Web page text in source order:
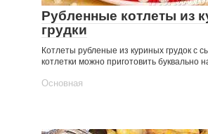
Рубленные котлеты из
грудки
Котлеты рубленые из куриных грудок с
котлетки можно приготовить буквально
Основная